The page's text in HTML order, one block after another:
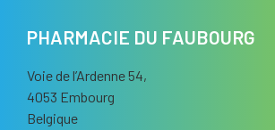
PHARMACIE DU FAUBOURG
Voie de l’Ardenne 54,
4053 Embourg
Belgique